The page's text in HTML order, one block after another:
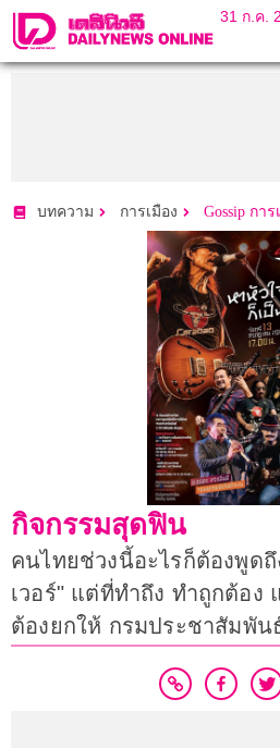
31 ก.ค.
บทความ การเมือง Gossip การ
กิจกรรมสุดฟิน
คนไทยช่วงนี้อะไรก็ต้องพูด
เวอร์" แต่ที่ทำถึง ทำถูกต้อง
ต้องยกให้ กรมประชาสัมพัน